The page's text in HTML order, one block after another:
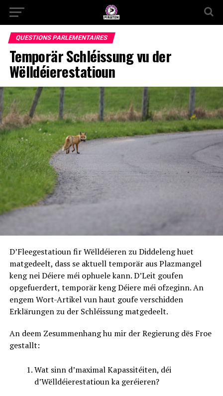
QUESTIONS PARLEMENTAIRES
Temporär Schléissung vu der
Wëlldéierestatioun
D’Fleegestatioun fir Wëlldéieren zu Diddeleng huet
matgedeelt, dass se aktuell temporär aus Plazmangel
keng nei Déiere méi ophuele kann. D’Leit goufen
opgefuerdert, temporär keng Déiere méi ofzeginn. An
engem Wort-Artikel vun haut goufe verschidden
Erklärungen zu der Schléissung matgedeelt.
An deem Zesummenhang hu mir der Regierung dës Froe
gestallt:
Wat sinn d’maximal Kapassitéiten, déi
d’Wëlldéierestatioun ka geréieren?